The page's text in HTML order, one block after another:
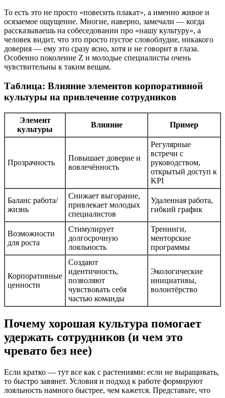
То есть это не просто «повесить плакат», а именно живое и
осязаемое ощущение. Многие, наверно, замечали — когда
рассказываешь на собеседовании про «нашу культуру», а
человек видит, что это просто пустое словоблудие, никакого
доверия — ему это сразу ясно, хотя и не говорит в глаза.
Особенно поколение Z и молодые специалисты очень
чувствительны к таким вещам.
Таблица: Влияние элементов корпоративной
культуры на привлечение сотрудников
Элемент
культуры
Влияние Пример
Прозрачность
Повышает доверие и
вовлечённость
Регулярные
встречи с
руководством,
открытый доступ к
KPI
Баланс работа/
жизнь
Снижает выгорание,
привлекает молодых
специалистов
Удаленная работа,
гибкий график
Возможности
для роста
Стимулирует
долгосрочную
лояльность
Тренинги,
менторские
программы
Корпоративные
ценности
Создают
идентичность,
позволяют
чувствовать себя
частью команды
Экологические
инициативы,
волонтёрство
Почему хорошая культура помогает
удержать сотрудников (и чем это
чревато без нее)
Если кратко — тут все как с растениями: если не выращивать,
то быстро завянет. Условия и подход к работе формируют
лояльность намного быстрее, чем кажется. Представьте, что